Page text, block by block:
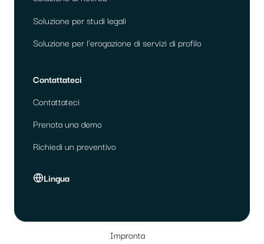
Soluzione per studi legali
Soluzione per l'erogazione di servizi di profilo
Contattateci
Contattateci
Prenota una demo
Richiedi un preventivo
Lingua
Impronta